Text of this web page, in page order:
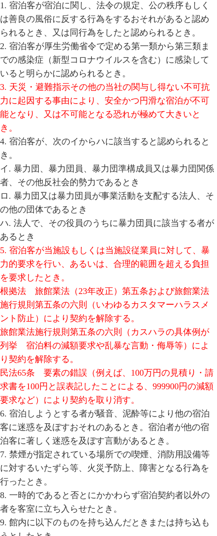
1. 宿泊客が宿泊に関し、法令の規定、公の秩序もしく
は善良の風俗に反する行為をするおそれがあると認め
られるとき、又は同行為をしたと認められるとき。
2. 宿泊客が厚生労働省令で定める第一類から第三類ま
での感染症（新型コロナウイルスを含む）に感染して
いると明らかに認められるとき。
3. 天災・避難指示その他の当社の関与し得ない不可抗
力に起因する事由により、安全かつ円滑な宿泊が不可
能となり、又は不可能となる恐れが極めて大きいと
き。
4. 宿泊客が、次のイからハに該当すると認められると
き。
イ. 暴力団、暴力団員、暴力団準構成員又は暴力団関係
者、その他反社会的勢力であるとき
ロ. 暴力団又は暴力団員が事業活動を支配する法人、そ
の他の団体であるとき
ハ. 法人で、その役員のうちに暴力団員に該当する者が
あるとき
5. 宿泊客が当施設もしくは当施設従業員に対して、暴
力的要求を行い、あるいは、合理的範囲を超える負担
を要求したとき。
根拠法 旅館業法（23年改正）第五条および旅館業法
施行規則第五条の六則（いわゆるカスタマーハラスメ
ント防止）により契約を解除する。
旅館業法施行規則第五条の六則（カスハラの具体例が
列挙 宿泊料の減額要求や乱暴な言動・侮辱等）によ
り契約を解除する。
民法65条 要素の錯誤（例えば、100万円の見積り・請
求書を100円と誤表記したことによる、999900円の減額
要求など）により契約を取り消す。
6. 宿泊しようとする者が騒音、泥酔等により他の宿泊
客に迷惑を及ぼすおそれのあるとき。宿泊者が他の宿
泊客に著しく迷惑を及ぼす言動があるとき。
7. 禁煙が指定されている場所での喫煙、消防用設備等
に対するいたずら等、火災予防上、障害となる行為を
行ったとき。
8. 一時的であると否とにかかわらず宿泊契約者以外の
者を客室に立ち入らせたとき。
9. 館内に以下のものを持ち込んだときまたは持ち込も